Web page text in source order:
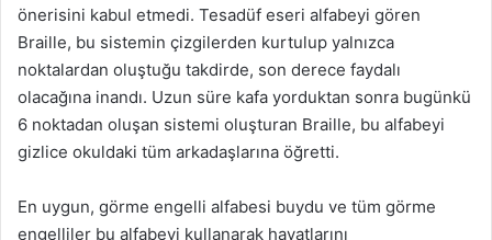
önerisini kabul etmedi. Tesadüf eseri alfabeyi gören
Braille, bu sistemin çizgilerden kurtulup yalnızca
noktalardan oluştuğu takdirde, son derece faydalı
olacağına inandı. Uzun süre kafa yorduktan sonra bugünkü
6 noktadan oluşan sistemi oluşturan Braille, bu alfabeyi
gizlice okuldaki tüm arkadaşlarına öğretti.
En uygun, görme engelli alfabesi buydu ve tüm görme
engelliler bu alfabeyi kullanarak hayatlarını